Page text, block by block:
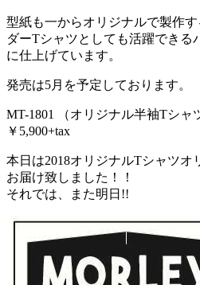
型紙も一からオリジナルで製作
ダーTシャツとしても活躍できる
に仕上げています。
発売は5月を予定しております。
MT-1801 （オリジナル半袖Tシャ
￥5,900+tax
本日は2018オリジナルTシャツオ
お届け致しました！！
それでは、また明日!!